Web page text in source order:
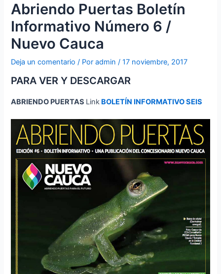
Abriendo Puertas Boletín
Informativo Número 6 /
Nuevo Cauca
Deja un comentario / Poradmin /17 noviembre, 2017
PARA VER Y DESCARGAR
ABRIENDO PUERTAS Link BOLETÍN INFORMATIVO SEIS